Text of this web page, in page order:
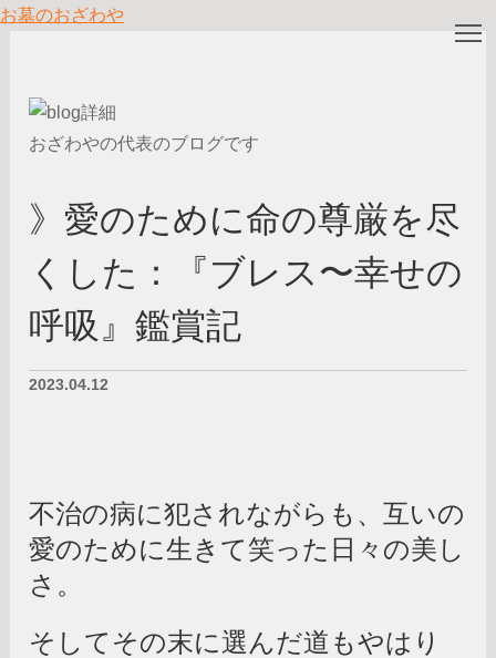
お墓のおざわや
おざわやの代表のブログです
》愛のために命の尊厳を尽
くした：『ブレス〜幸せの
呼吸』鑑賞記
2023.04.12
不治の病に犯されながらも、互いの
愛のために生きて笑った日々の美し
さ。
そしてその末に選んだ道もやはり